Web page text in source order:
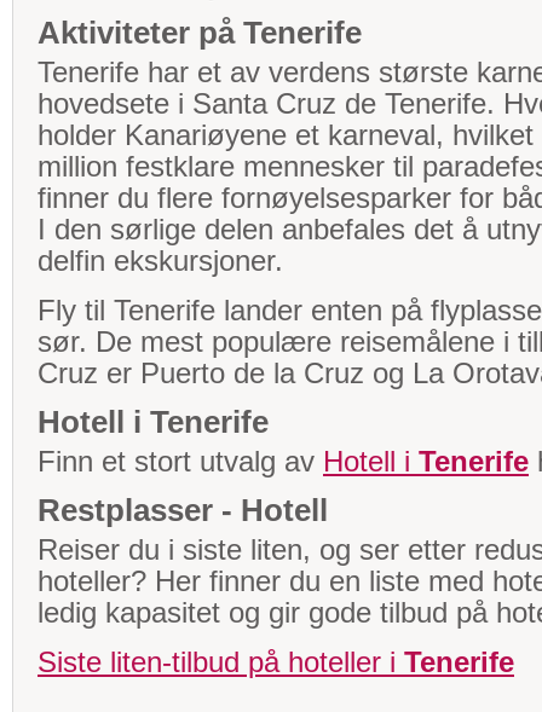
Aktiviteter på Tenerife
Tenerife har et av verdens største
hovedsete i Santa Cruz de Tenerife.
holder Kanariøyene et karneval,
million festklare mennesker til
finner du flere fornøyelsesparker for
I den sørlige delen anbefales det å
delfin ekskursjoner.
Fly til Tenerife lander enten på
sør. De mest populære reisemålene i
Cruz er Puerto de la Cruz og La
Hotell i Tenerife
Finn et stort utvalg av Hotell i Tenerife
Restplasser - Hotell
Reiser du i siste liten, og ser etter
hoteller? Her finner du en liste med
ledig kapasitet og gir gode tilbud på
Siste liten-tilbud på hoteller i Tenerife